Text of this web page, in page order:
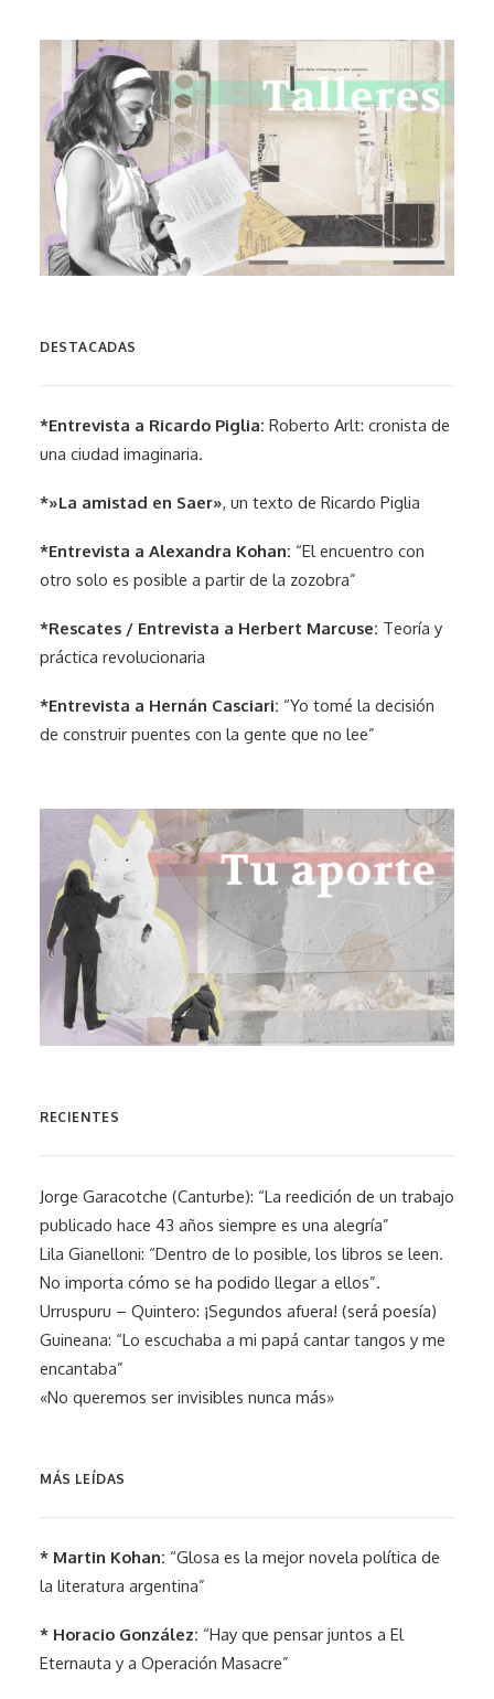
DESTACADAS
*Entrevista a Ricardo Piglia: Roberto Arlt: cronista de
una ciudad imaginaria.
*»La amistad en Saer», un texto de Ricardo Piglia
*Entrevista a Alexandra Kohan: “El encuentro con
otro solo es posible a partir de la zozobra”
*Rescates / Entrevista a Herbert Marcuse: Teoría y
práctica revolucionaria
*Entrevista a Hernán Casciari: “Yo tomé la decisión
de construir puentes con la gente que no lee”
RECIENTES
Jorge Garacotche (Canturbe): “La reedición de un trabajo
publicado hace 43 años siempre es una alegría”
Lila Gianelloni: “Dentro de lo posible, los libros se leen.
No importa cómo se ha podido llegar a ellos”.
Urruspuru – Quintero: ¡Segundos afuera! (será poesía)
Guineana: “Lo escuchaba a mi papá cantar tangos y me
encantaba”
«No queremos ser invisibles nunca más»
MÁS LEÍDAS
* Martin Kohan: “Glosa es la mejor novela política de
la literatura argentina”
* Horacio González: “Hay que pensar juntos a El
Eternauta y a Operación Masacre”